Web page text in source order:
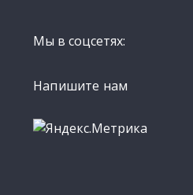
Мы в соцсетях:
Напишите нам